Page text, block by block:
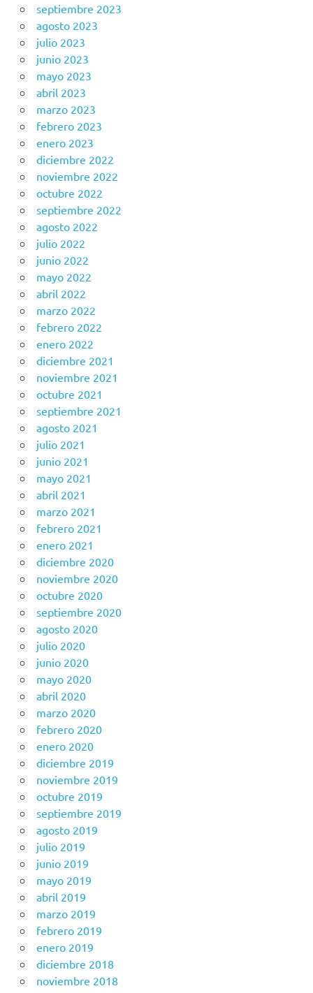
septiembre 2023
agosto 2023
julio 2023
junio 2023
mayo 2023
abril 2023
marzo 2023
febrero 2023
enero 2023
diciembre 2022
noviembre 2022
octubre 2022
septiembre 2022
agosto 2022
julio 2022
junio 2022
mayo 2022
abril 2022
marzo 2022
febrero 2022
enero 2022
diciembre 2021
noviembre 2021
octubre 2021
septiembre 2021
agosto 2021
julio 2021
junio 2021
mayo 2021
abril 2021
marzo 2021
febrero 2021
enero 2021
diciembre 2020
noviembre 2020
octubre 2020
septiembre 2020
agosto 2020
julio 2020
junio 2020
mayo 2020
abril 2020
marzo 2020
febrero 2020
enero 2020
diciembre 2019
noviembre 2019
octubre 2019
septiembre 2019
agosto 2019
julio 2019
junio 2019
mayo 2019
abril 2019
marzo 2019
febrero 2019
enero 2019
diciembre 2018
noviembre 2018